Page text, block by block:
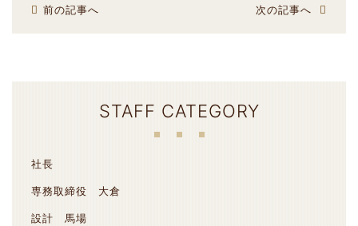
前の記事へ 次の記事へ
STAFF CATEGORY
社長
専務取締役 大倉
設計 馬場